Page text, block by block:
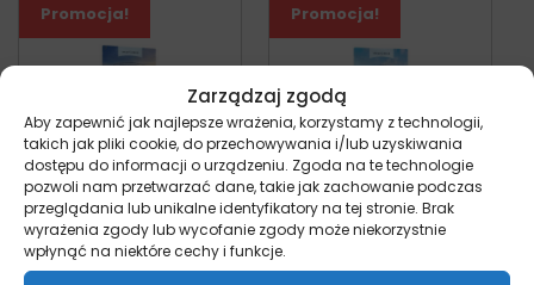
Zarządzaj zgodą
Aby zapewnić jak najlepsze wrażenia, korzystamy z technologii,
takich jak pliki cookie, do przechowywania i/lub uzyskiwania
dostępu do informacji o urządzeniu. Zgoda na te technologie
pozwoli nam przetwarzać dane, takie jak zachowanie podczas
przeglądania lub unikalne identyfikatory na tej stronie. Brak
wyrażenia zgody lub wycofanie zgody może niekorzystnie
wpłynąć na niektóre cechy i funkcje.
Promocja!
Ziwi Peak
Steam&Dried
Promocja!
Ziwi Peak